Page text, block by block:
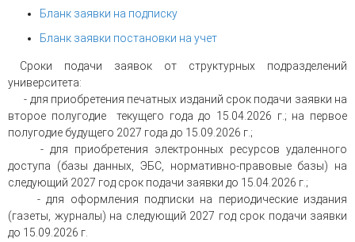
Бланк заявки на подписку
Бланк заявки постановки на учет
Сроки подачи заявок от структурных подразделений
университета:
- для приобретения печатных изданий срок подачи заявки на
второе полугодие текущего года до 15.04.2026 г.; на первое
полугодие будущего 2027 года до 15.09.2026 г.;
- для приобретения электронных ресурсов удаленного
доступа (базы данных, ЭБС, нормативно-правовые базы) на
следующий 2027 год срок подачи заявки до 15.04.2026 г.;
- для оформления подписки на периодические издания
(газеты, журналы) на следующий 2027 год срок подачи заявки
до 15.09.2026 г.